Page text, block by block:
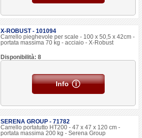
X-ROBUST - 101094
Carrello pieghevole per scale - 100 x 50,5 x 42cm -
portata massima 70 kg - acciaio - X-Robust
Disponibilità: 8
Info
SERENA GROUP - 71782
Carrello portatutto HT200 - 47 x 47 x 120 cm -
portata massima 200 kg - Serena Group